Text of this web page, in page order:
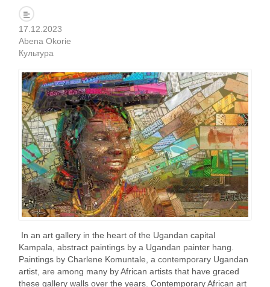
17.12.2023
Abena Okorie
Культура
In an art gallery in the heart of the Ugandan capital
Kampala, abstract paintings by a Ugandan painter hang.
Paintings by Charlene Komuntale, a contemporary Ugandan
artist, are among many by African artists that have graced
these gallery walls over the years. Contemporary African art